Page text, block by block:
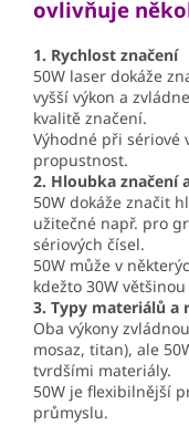
ovlivňuje
1. Rychlost značení
50W laser dokáže
vyšší výkon a
kvalitě značení.
Výhodné při sériové
propustnost.
2. Hloubka značení
50W dokáže značit
užitečné např. pro
sériových čísel.
50W může v
kdežto 30W
3. Typy materiálů a
Oba výkony
mosaz, titan), ale
tvrdšími materiály.
50W je flexibilnější
průmyslu.